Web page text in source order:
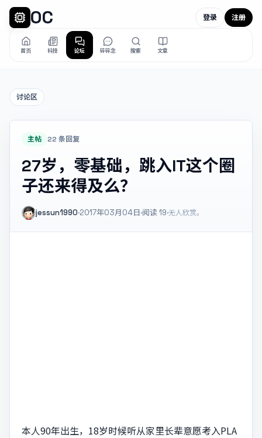
OC
首页 科技 论坛 碎碎念 搜索 文章
登录 注册
讨论区
主帖 22 条回复
27岁，零基础，跳入IT这个圈
子还来得及么？
jessun1990·2017年03月04日·阅读 19·无人欣赏。
本人90年出生，18岁时候听从家里长辈意愿考入PLA